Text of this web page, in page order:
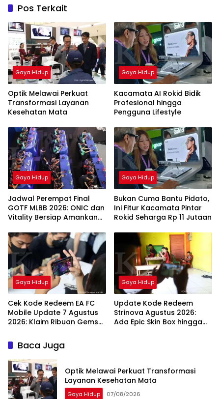
Pos Terkait
Gaya Hidup
Optik Melawai Perkuat
Transformasi Layanan
Kesehatan Mata
Gaya Hidup
Kacamata AI Rokid Bidik
Profesional hingga
Pengguna Lifestyle
Gaya Hidup
Jadwal Perempat Final
GOTF MLBB 2026: ONIC dan
Vitality Bersiap Amankan
Gaya Hidup
Bukan Cuma Bantu Pidato,
Ini Fitur Kacamata Pintar
Rokid Seharga Rp 11 Jutaan
Gaya Hidup
Cek Kode Redeem EA FC
Mobile Update 7 Agustus
2026: Klaim Ribuan Gems
Gaya Hidup
Update Kode Redeem
Strinova Agustus 2026:
Ada Epic Skin Box hingga
Baca Juga
Optik Melawai Perkuat Transformasi
Layanan Kesehatan Mata
Gaya Hidup 07/08/2026